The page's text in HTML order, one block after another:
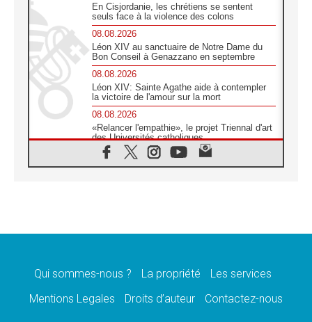
En Cisjordanie, les chrétiens se sentent
seuls face à la violence des colons
08.08.2026
Léon XIV au sanctuaire de Notre Dame du
Bon Conseil à Genazzano en septembre
08.08.2026
Léon XIV: Sainte Agathe aide à contempler
la victoire de l'amour sur la mort
08.08.2026
«Relancer l'empathie», le projet Triennal d'art
des Universités catholiques
08.08.2026
Signis 2026, donner la parole aux religieuses
07.08.2026
07.08.2026
de l'Assomption et mémoire nationale
Qui sommes-nous ? La propriété
Les services
Mentions Legales
Droits d’auteur Contactez-nous